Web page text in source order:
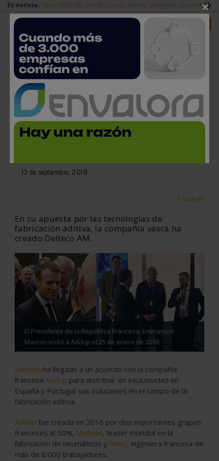
Es noticia: Feria ADDITED, de fabricación aditiva Sisteplant,
Redes Sociales Login empresas
Delteco distribuirá las
soluciones de Addup en España
13 de septiembre, 2018
< Volver
En su apuesta por las tecnologias de
fabricación aditiva, la compañía vasca ha
creado Delteco AM.
El Presidente de la República Francesa, Emmanuel
Macron visitó a Addup el 25 de enero de 2018,
Delteco ha llegado a un acuerdo con la compañía
francesa Addup para distribuir en exclusividad en
España y Portugal sus soluciones en el campo de la
fabricación aditiva.
Addup fue creada en 2016 por dos importantes grupos
franceses al 50%, Michelin, leader mundial en la
fabricación de neumáticos y Fives, ingeniera francesa de
más de 8.000 trabajadores.
×